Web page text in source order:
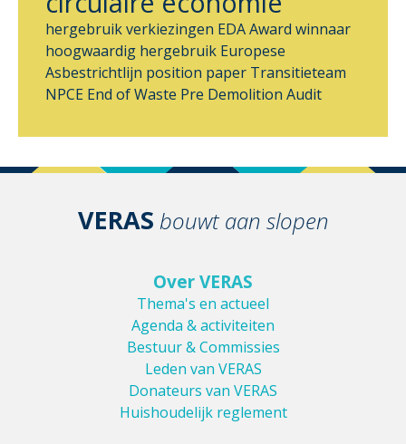
hergebruikverkiezingen EDA Award winnaar
hoogwaardig hergebruik Europese
Asbestrichtlijn position paper Transitieteam
NPCE End of Waste Pre Demolition Audit
VERAS bouwt aan slopen
Over VERAS
Thema's en actueel
Agenda & activiteiten
Bestuur & Commissies
Leden van VERAS
Donateurs van VERAS
Huishoudelijk reglement